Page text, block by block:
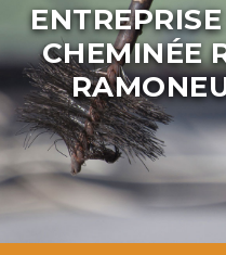
CHEMINÉE